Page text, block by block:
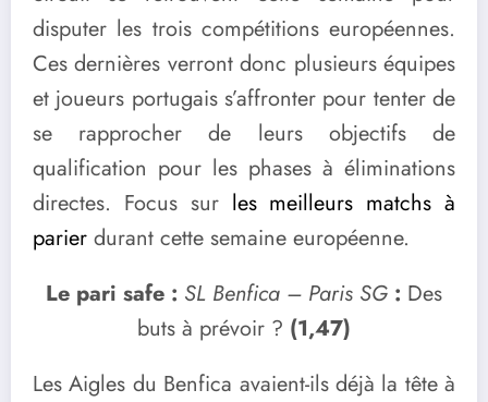
disputer les trois compétitions européennes.
Ces dernières verront donc plusieurs équipes
et joueurs portugais s’affronter pour tenter de
se rapprocher de leurs objectifs de
qualification pour les phases à éliminations
directes. Focus sur les meilleurs matchs à
parier durant cette semaine européenne.
Le pari safe : SL Benfica – Paris SG : Des
buts à prévoir ? (1,47)
Les Aigles du Benfica avaient-ils déjà la tête à